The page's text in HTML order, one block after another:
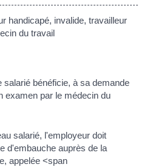
handicapé, invalide, travailleur
du travail
salarié bénéficie, à sa demande
examen par le médecin du
salarié, l'employeur doit
d'embauche auprès de la
appelée <span